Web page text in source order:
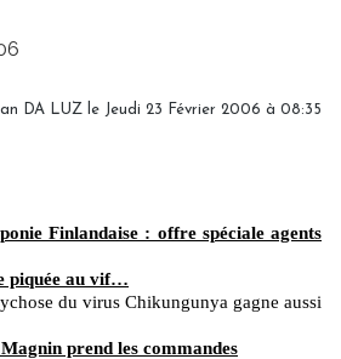
DA LUZ le Jeudi 23 Février 2006 à 08:35
Finlandaise : offre spéciale agents
piquée au vif…
du virus Chikungunya gagne aussi
prend les commandes